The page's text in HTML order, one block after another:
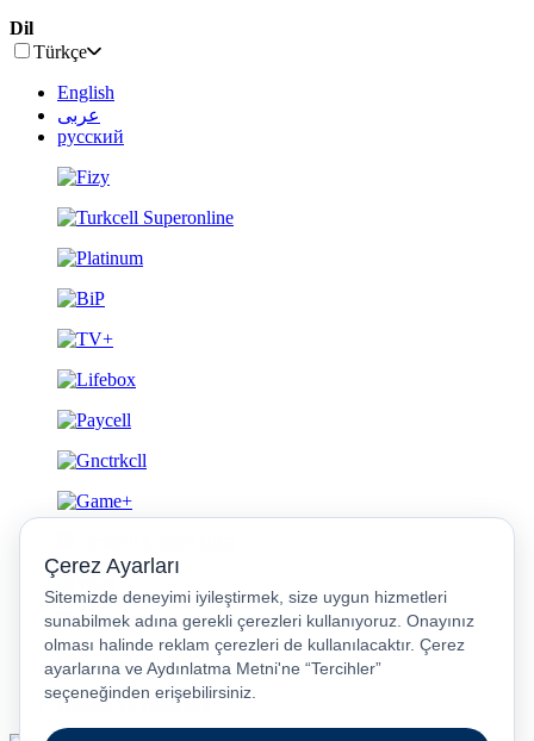
Dil
Türkçe
English
عربى
русский
Gizlilik ve Güvenlik